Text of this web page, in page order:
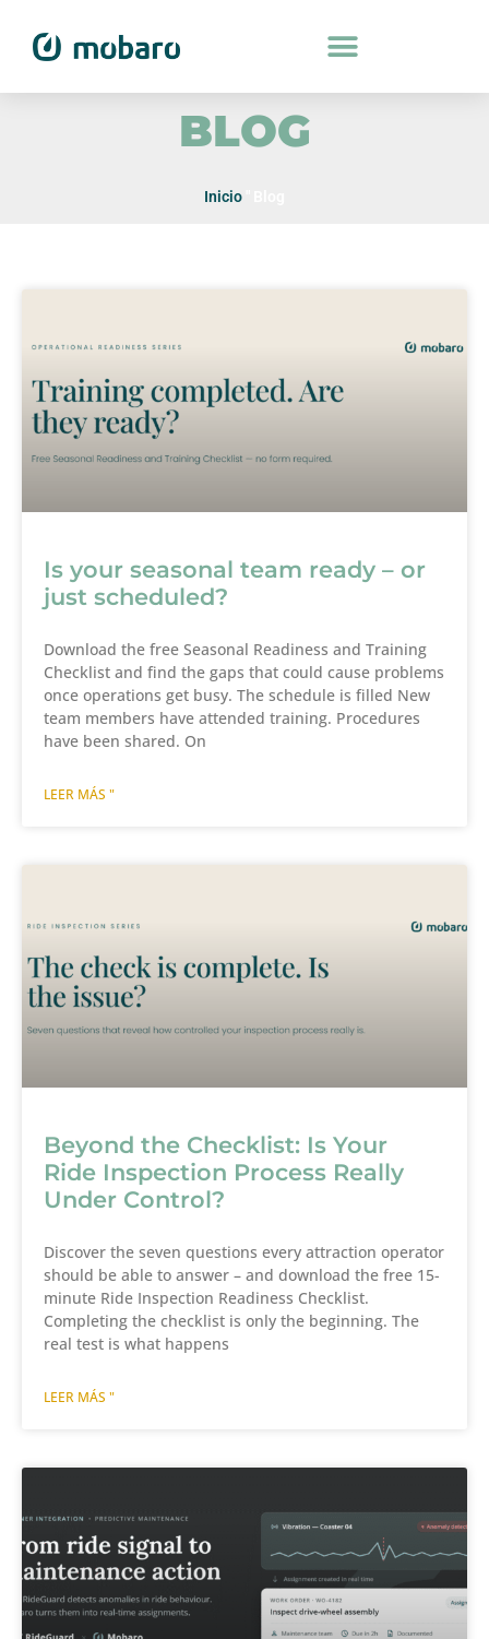
BLOG
Inicio
Is your seasonal team ready – or
just scheduled?
Download the free Seasonal Readiness and Training
Checklist and find the gaps that could cause problems
once operations get busy. The schedule is filled New
team members have attended training. Procedures
have been shared. On
LEER MÁS "
Beyond the Checklist: Is Your
Ride Inspection Process Really
Under Control?
Discover the seven questions every attraction operator
should be able to answer – and download the free 15-
minute Ride Inspection Readiness Checklist.
Completing the checklist is only the beginning. The
real test is what happens
LEER MÁS "